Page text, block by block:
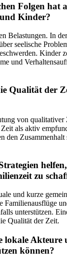
Folgen hat
Kinder?
Belastungen. In
seelische
Kinder
und
Qualität der
von
als aktiv
den Zusammenhalt
zu
und kurze
Familienausflüge
unterstützen.
Qualität der Zeit.
lokale Akteure
können?